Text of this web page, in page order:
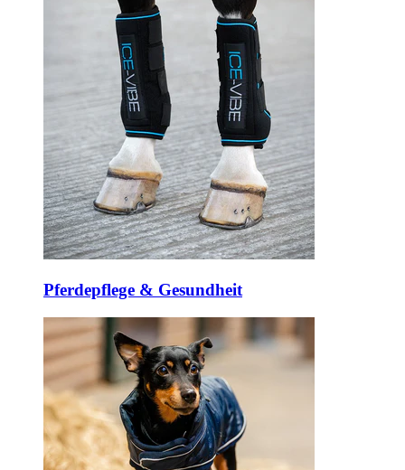
Pferdepflege & Gesundheit